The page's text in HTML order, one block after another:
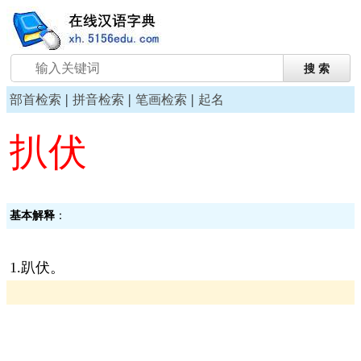
部首检索 | 拼音检索 | 笔画检索 | 起名
扒伏
基本解释 ：
1.趴伏。